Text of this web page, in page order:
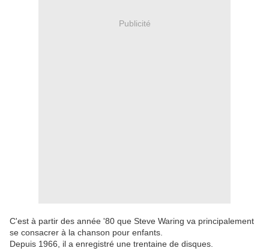
Publicité
C'est à partir des année '80 que Steve Waring va principalement
se consacrer à la chanson pour enfants.
Depuis 1966, il a enregistré une trentaine de disques.